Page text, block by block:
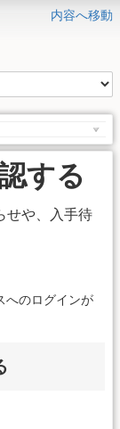
内容へ移動
する
せや、入手待
へのログインが